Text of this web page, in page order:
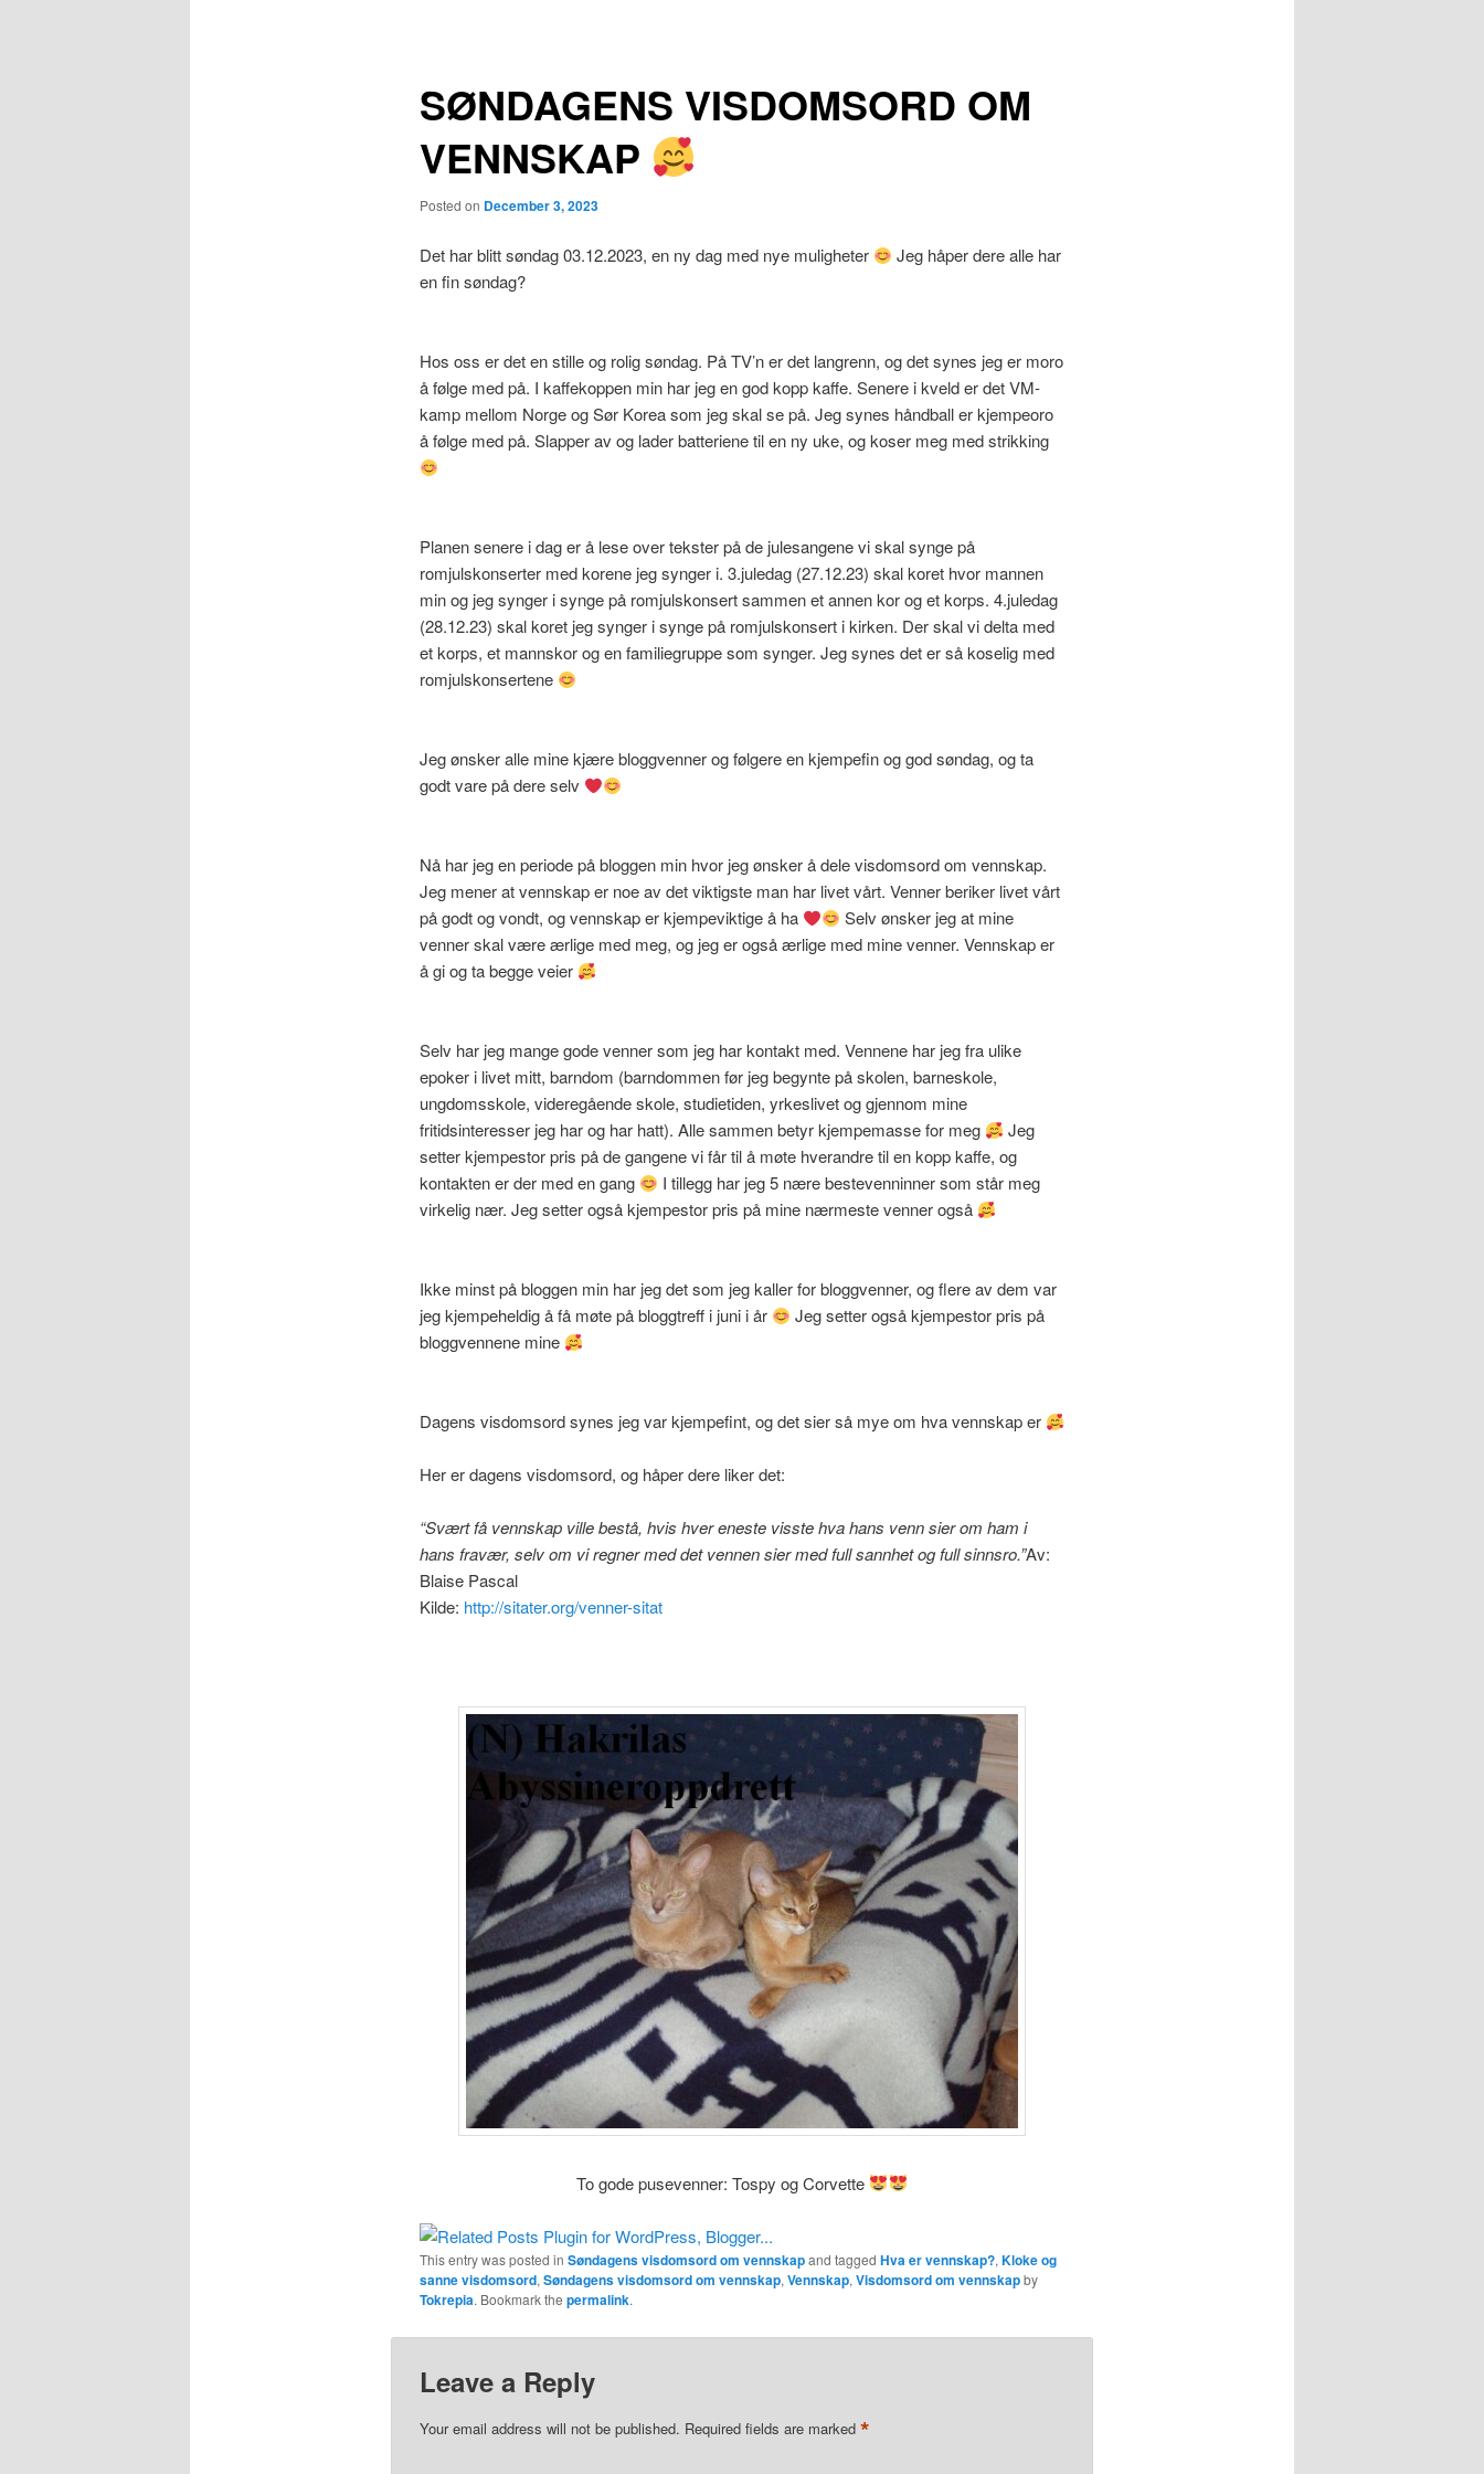
SØNDAGENS VISDOMSORD OM
VENNSKAP
Posted on December 3, 2023
Det har blitt søndag 03.12.2023, en ny dag med nye muligheter
Jeg håper dere alle har
en fin søndag?
Hos oss er det en stille og rolig søndag. På TV’n er det langrenn, og det synes jeg er moro
å følge med på. I kaffekoppen min har jeg en god kopp kaffe. Senere i kveld er det VM-
kamp mellom Norge og Sør Korea som jeg skal se på. Jeg synes håndball er kjempeoro
å følge med på. Slapper av og lader batteriene til en ny uke, og koser meg med strikking
Planen senere i dag er å lese over tekster på de julesangene vi skal synge på
romjulskonserter med korene jeg synger i. 3.juledag (27.12.23) skal koret hvor mannen
min og jeg synger i synge på romjulskonsert sammen et annen kor og et korps. 4.juledag
(28.12.23) skal koret jeg synger i synge på romjulskonsert i kirken. Der skal vi delta med
et korps, et mannskor og en familiegruppe som synger. Jeg synes det er så koselig med
romjulskonsertene
Jeg ønsker alle mine kjære bloggvenner og følgere en kjempefin og god søndag, og ta
godt vare på dere selv
Nå har jeg en periode på bloggen min hvor jeg ønsker å dele visdomsord om vennskap.
Jeg mener at vennskap er noe av det viktigste man har livet vårt. Venner beriker livet vårt
på godt og vondt, og vennskap er kjempeviktige å ha
Selv ønsker jeg at mine
venner skal være ærlige med meg, og jeg er også ærlige med mine venner. Vennskap er
å gi og ta begge veier
Selv har jeg mange gode venner som jeg har kontakt med. Vennene har jeg fra ulike
epoker i livet mitt, barndom (barndommen før jeg begynte på skolen, barneskole,
ungdomsskole, videregående skole, studietiden, yrkeslivet og gjennom mine
fritidsinteresser jeg har og har hatt). Alle sammen betyr kjempemasse for meg
Jeg
setter kjempestor pris på de gangene vi får til å møte hverandre til en kopp kaffe, og
kontakten er der med en gang
I tillegg har jeg 5 nære bestevenninner som står meg
virkelig nær. Jeg setter også kjempestor pris på mine nærmeste venner også
Ikke minst på bloggen min har jeg det som jeg kaller for bloggvenner, og flere av dem var
jeg kjempeheldig å få møte på bloggtreff i juni i år
Jeg setter også kjempestor pris på
bloggvennene mine
Dagens visdomsord synes jeg var kjempefint, og det sier så mye om hva vennskap er
Her er dagens visdomsord, og håper dere liker det:
“Svært få vennskap ville bestå, hvis hver eneste visste hva hans venn sier om ham i
hans fravær, selv om vi regner med det vennen sier med full sannhet og full sinnsro.”Av:
Blaise Pascal
Kilde: http://sitater.org/venner-sitat
To gode pusevenner: Tospy og Corvette
This entry was posted in Søndagens visdomsord om vennskapand tagged Hva er vennskap?, Kloke og
sanne visdomsord, Søndagens visdomsord om vennskap, Vennskap, Visdomsord om vennskapby
Tokrepia. Bookmark the permalink.
Leave a Reply
Your email address will not be published. Required fields are marked *